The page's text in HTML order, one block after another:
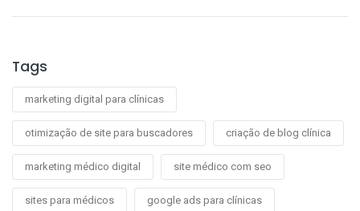
Tags
marketing digital para clínicas
otimização de site para buscadores criação de blog clínica
marketing médico digital site médico com seo
sites para médicos google ads para clínicas